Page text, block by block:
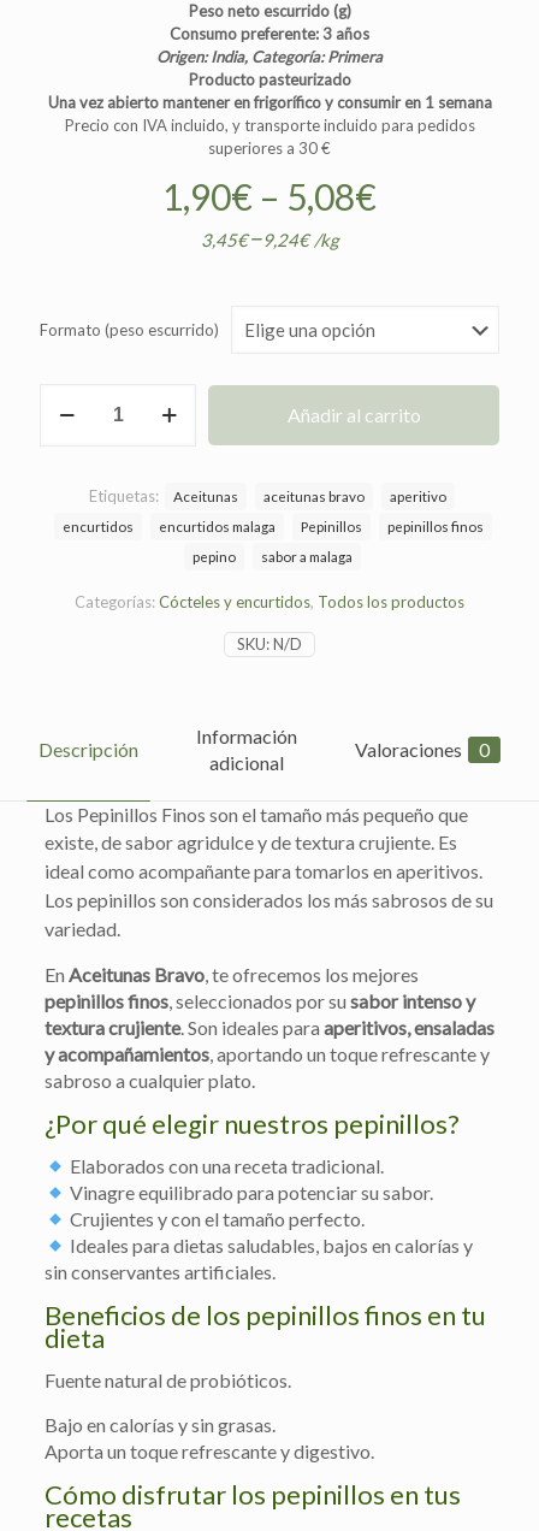
Peso neto escurrido (g)
Consumo preferente: 3 años
Origen: India, Categoría: Primera
Producto pasteurizado
Una vez abierto mantener en frigorífico y consumir en 1 semana
Precio con IVA incluido, y transporte incluido para pedidos
superiores a 30 €
1,90€ – 5,08€
3,45€–9,24€ /kg
Formato (peso escurrido)
Finos
Añadir al carrito
SKU:N/D
Categorías:Cócteles y encurtidos, Todos los productos
Etiquetas: Aceitunas aceitunas bravo
aperitivo
encurtidos
encurtidos malaga Pepinillos
pepinillos finos
pepino
sabor a malaga
Descripción
Información
adicional
Valoraciones 0
Los Pepinillos Finos son el tamaño más pequeño que
existe, de sabor agridulce y de textura crujiente. Es
ideal como acompañante para tomarlos en aperitivos.
Los pepinillos son considerados los más sabrosos de su
variedad.
En Aceitunas Bravo, te ofrecemos los mejores
pepinillos finos, seleccionados por su sabor intenso y
textura crujiente. Son ideales para aperitivos, ensaladas
y acompañamientos, aportando un toque refrescante y
sabroso a cualquier plato.
¿Por qué elegir nuestros pepinillos?
Elaborados con una receta tradicional.
Vinagre equilibrado para potenciar su sabor.
Crujientes y con el tamaño perfecto.
Ideales para dietas saludables, bajos en calorías y
sin conservantes artificiales.
Beneficios de los pepinillos finos en tu
dieta
Fuente natural de probióticos.
Bajo en calorías y sin grasas.
Aporta un toque refrescante y digestivo.
Cómo disfrutar los pepinillos en tus
recetas